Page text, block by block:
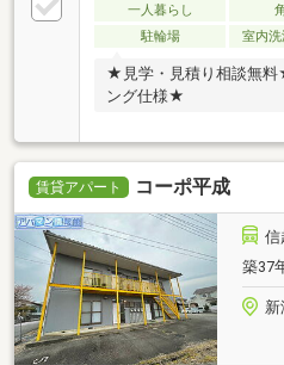
一人暮らし
駐輪場
室内
★見学・見積り相談無
ング仕様★
賃貸アパート コーポ平成
信
築37